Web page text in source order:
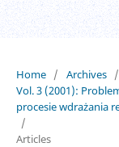
Home / Archives /
Vol. 3 (2001):
procesie wdrażania
/
Articles